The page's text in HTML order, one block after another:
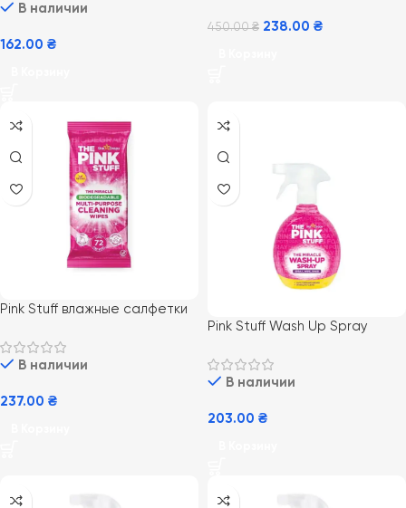
В наличии
162.00 ₴
450.00₴ 238.00 ₴
Pink Stuff влажные салфетки
универсальные 72шт.
В наличии
237.00 ₴
Pink Stuff Wash Up Spray
В наличии
203.00 ₴